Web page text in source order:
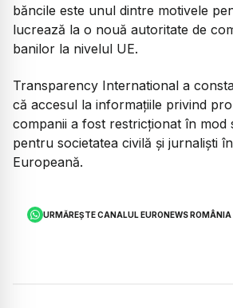
băncile este unul dintre motivele
lucrează la o nouă autoritate de
banilor la nivelul UE.
Transparency International a
că accesul la informațiile privind
companii a fost restricționat în mod
pentru societatea civilă și jurnaliști
Europeană.
URMĂREȘTE CANALUL EURONEWS